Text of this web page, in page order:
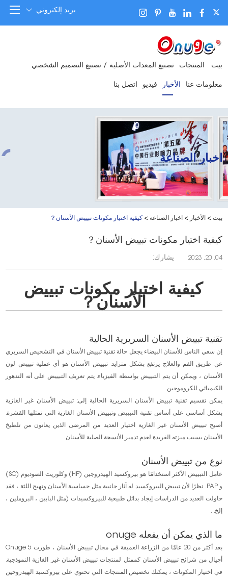
بريد إلكتروني
بيت المنتجات تصنيع المعدات الأصلية / تصنيع التصميم الشخصي
معلومات عنا الأخبار فيديو اتصل بنا
اخبار الصناعة
بيت > الأخبار > اخبار الصناعة > كيفية اختيار مكونات تبييض الأسنان？
كيفية اختيار مكونات تبييض الأسنان？
04. 20, 2023 يشارك:
كيفية اختيار مكونات تبييض
الأسنان？
تقنية تبييض الأسنان السريرية الحالية
إن سعي الناس للأسنان البيضاء يجعل حالة تقنية تبييض الأسنان في التشخيص السريري
عن طريق الفم والعلاج يرتفع بشكل متزايد. تبييض الأسنان هو أي عملية تبييض لون
الأسنان ، ويمكن أن يتم التبييض بواسطة الفيزياء. يتم تعريف التبييض على أنه التدهور
الكيميائي للكروموجين.
يمكن تقسيم تقنية تبييض الأسنان السريرية الحالية إلى: تبييض الأسنان غير الغازية
بشكل أساسي على أساس تقنية التبييض وتبييض الأسنان الغازية التي تمثلها القشرة.
أصبح تبييض الأسنان غير الغازية اختيار العديد من المرضى الذين يعانون من تلطيخ
الأسنان بسبب ميزته الفريدة لعدم تدمير الأنسجة الصلبة للأسنان.
نوع من تبييض الأسنان
عامل التبييض الأكثر استخدامًا هو بيروكسيد الهيدروجين (HP) وكلوريت الصوديوم (SC)
و PAP. نظرًا لأن تبييض البيروكسيد له آثار جانبية مثل حساسية الأسنان وتهيج اللثة ، فقد
حاولت العديد من الدراسات إيجاد بدائل طبيعية للبيروكسيدات (مثل البابين ، البروملين ،
إلخ. .
ما الذي يمكن أن يفعله onuge
بعد أكثر من 20 عامًا من الزراعة العميقة في مجال تبييض الأسنان ، طورت Onuge 5
أجيال من شرائح تبييض الأسنان كممثل لمنتجات تبييض الأسنان غير الغازية النموذجية.
في اختيار المكونات ، يمكنك تخصيص المنتجات التي تحتوي على بيروكسيد الهيدروجين